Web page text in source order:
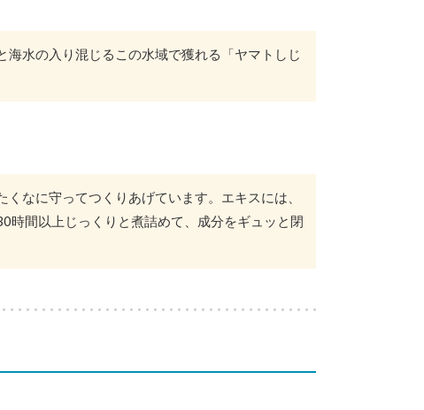
水の入り混じるこの水域で獲れる「ヤマトしじ
なに守ってつくりあげています。エキスには、
時間以上じっくりと煮詰めて、成分をギュッと閉